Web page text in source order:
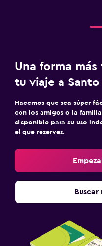
Una forma
tu viaje a
Hacemos que sea súper
con los amigos o la
disponible para su uso
el que reserves.
Buscar